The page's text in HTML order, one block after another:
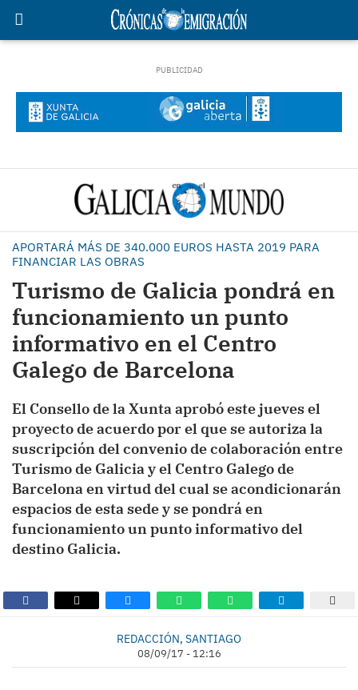
APORTARÁ MÁS DE 340.000 EUROS HASTA 2019 PARA
FINANCIAR LAS OBRAS
Turismo de Galicia pondrá en
funcionamiento un punto
informativo en el Centro
Galego de Barcelona
El Consello de la Xunta aprobó este jueves el
proyecto de acuerdo por el que se autoriza la
suscripción del convenio de colaboración entre
Turismo de Galicia y el Centro Galego de
Barcelona en virtud del cual se acondicionarán
espacios de esta sede y se pondrá en
funcionamiento un punto informativo del
destino Galicia.
REDACCIÓN, SANTIAGO
08/09/17 - 12:16